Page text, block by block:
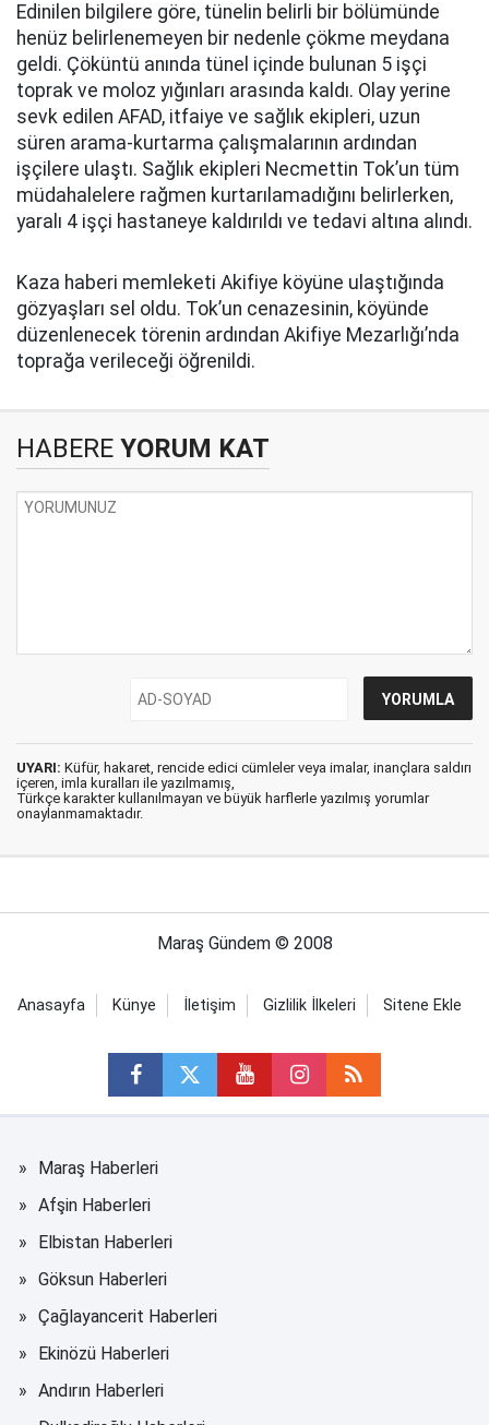
Edinilen bilgilere göre, tünelin belirli bir bölümünde
henüz belirlenemeyen bir nedenle çökme meydana
geldi. Çöküntü anında tünel içinde bulunan 5 işçi
toprak ve moloz yığınları arasında kaldı. Olay yerine
sevk edilen AFAD, itfaiye ve sağlık ekipleri, uzun
süren arama-kurtarma çalışmalarının ardından
işçilere ulaştı. Sağlık ekipleri Necmettin Tok’un tüm
müdahalelere rağmen kurtarılamadığını belirlerken,
yaralı 4 işçi hastaneye kaldırıldı ve tedavi altına alındı.
Kaza haberi memleketi Akifiye köyüne ulaştığında
gözyaşları sel oldu. Tok’un cenazesinin, köyünde
düzenlenecek törenin ardından Akifiye Mezarlığı’nda
toprağa verileceği öğrenildi.
HABERE YORUM KAT
UYARI: Küfür, hakaret, rencide edici cümleler veya imalar, inançlara saldırı
içeren, imla kuralları ile yazılmamış,
Türkçe karakter kullanılmayan ve büyük harflerle yazılmış yorumlar
onaylanmamaktadır.
Maraş Gündem © 2008
Anasayfa Künye İletişim Gizlilik İlkeleri Sitene Ekle
Maraş Haberleri
Afşin Haberleri
Elbistan Haberleri
Göksun Haberleri
Çağlayancerit Haberleri
Ekinözü Haberleri
Andırın Haberleri